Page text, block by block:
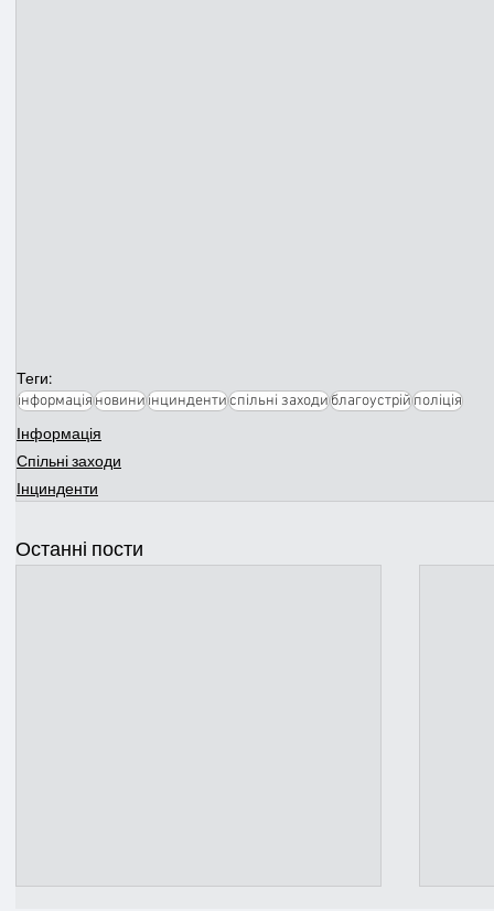
Теги:
інформаціяновиниінциндентиспільні заходиблагоустрійполіція
Інформація
Спільні заходи
Інцинденти
Останні пости